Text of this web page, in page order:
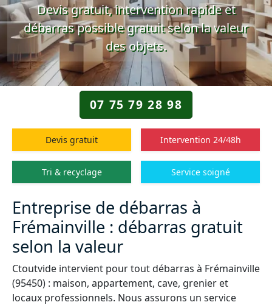
Devis gratuit, intervention rapide et
débarras possible gratuitselon la valeur
des objets.
07 75 79 28 98
Devis gratuit Intervention 24/48h
Tri & recyclage Service soigné
Entreprise de débarras à
Frémainville : débarras gratuit
selon la valeur
Ctoutvide intervient pour tout débarras à Frémainville
(95450) : maison, appartement, cave, grenier et
locaux professionnels. Nous assurons un service